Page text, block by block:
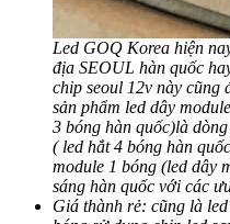
Led GOQ Korea hiện
địa SEOUL hàn quốc
chip seoul 12v này cũng
sản phẩm led dây
3 bóng hàn quốc)là
( led hắt 4 bóng hàn
module 1 bóng (led dây
sáng hàn quốc với các
Giá thành rẻ: cũng là